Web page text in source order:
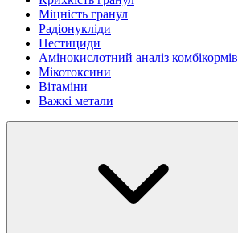
Міцність гранул
Радіонукліди
Пестициди
Амінокислотний аналіз комбікормів
Мікотоксини
Вітаміни
Важкі метали